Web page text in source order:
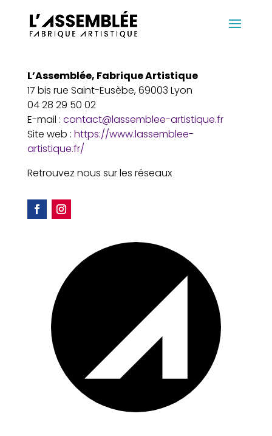
L’Assemblée, Fabrique Artistique
17 bis rue Saint-Eusèbe, 69003 Lyon
04 28 29 50 02
E-mail : contact@lassemblee-artistique.fr
Site web : https://www.lassemblee-
artistique.fr/
Retrouvez nous sur les réseaux